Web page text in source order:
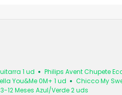
1 ud
Philips Avent Chupete
You&Me 0M+ 1 ud
Chicco My
12 Meses Azul/Verde 2 uds